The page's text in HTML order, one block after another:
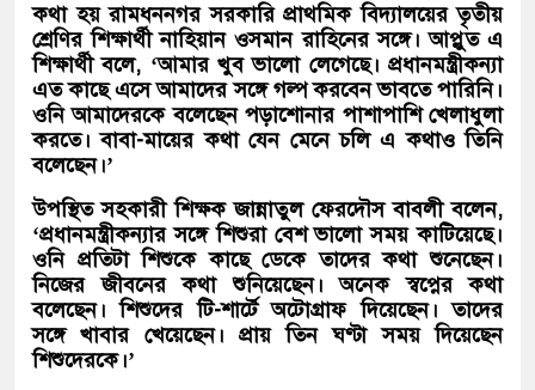
কথা হয় রামধননগর সরকারি প্রাথমিক বিদ্যালয়ের তৃতীয়
শ্রেণির শিক্ষার্থী নাহিয়ান ওসমান রাহিনের সঙ্গে। আপ্লুত এ
শিক্ষার্থী বলে, ‘আমার খুব ভালো লেগেছে। প্রধানমন্ত্রীকন্যা
এত কাছে এসে আমাদের সঙ্গে গল্প করবেন ভাবতে পারিনি।
ওনি আমাদেরকে বলেছেন পড়াশোনার পাশাপাশি খেলাধুলা
করতে। বাবা-মায়ের কথা যেন মেনে চলি এ কথাও তিনি
বলেছেন।’
উপস্থিত সহকারী শিক্ষক জান্নাতুল ফেরদৌস বাবলী বলেন,
‘প্রধানমন্ত্রীকন্যার সঙ্গে শিশুরা বেশ ভালো সময় কাটিয়েছে।
ওনি প্রতিটা শিশুকে কাছে ডেকে তাদের কথা শুনেছেন।
নিজের জীবনের কথা শুনিয়েছেন। অনেক স্বপ্নের কথা
বলেছেন। শিশুদের টি-শার্টে অটোগ্রাফ দিয়েছেন। তাদের
সঙ্গে খাবার খেয়েছেন। প্রায় তিন ঘণ্টা সময় দিয়েছেন
শিশুদেরকে।’